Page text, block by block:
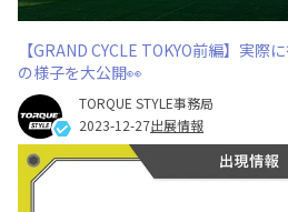
【GRAND CYCLE TOKYO前編】実際
の様子を大公開👀
TORQUE STYLE事務局
2023-12-27出展情報